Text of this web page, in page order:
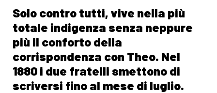
Solo contro tutti, vive nella più
totale indigenza senza neppure
più il conforto della
corrispondenza con Theo. Nel
1880 i due fratelli smettono di
scriversi fino al mese di luglio.